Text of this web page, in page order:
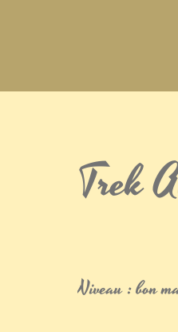
Trek
Niveau : bon